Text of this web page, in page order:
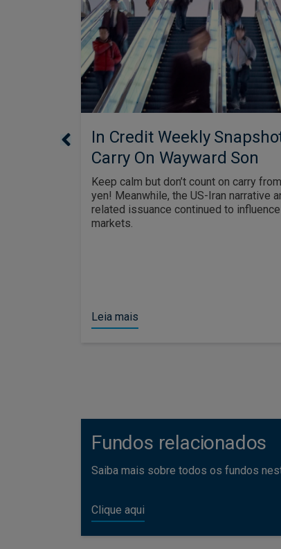
In Credit Weekly
Carry On Wayward Son
Keep calm but don’t count on carry
yen! Meanwhile, the US-Iran narrative
related issuance continued to influence
markets.
Leia mais
Fundos relacionados
Saiba mais sobre todos os fundos
Clique aqui